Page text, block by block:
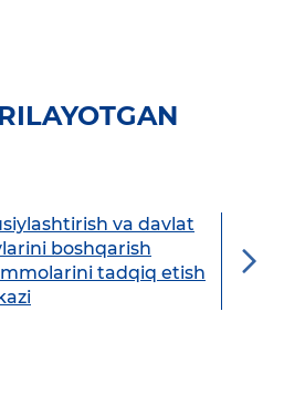
va davlat
boshqarish
tadqiq etish